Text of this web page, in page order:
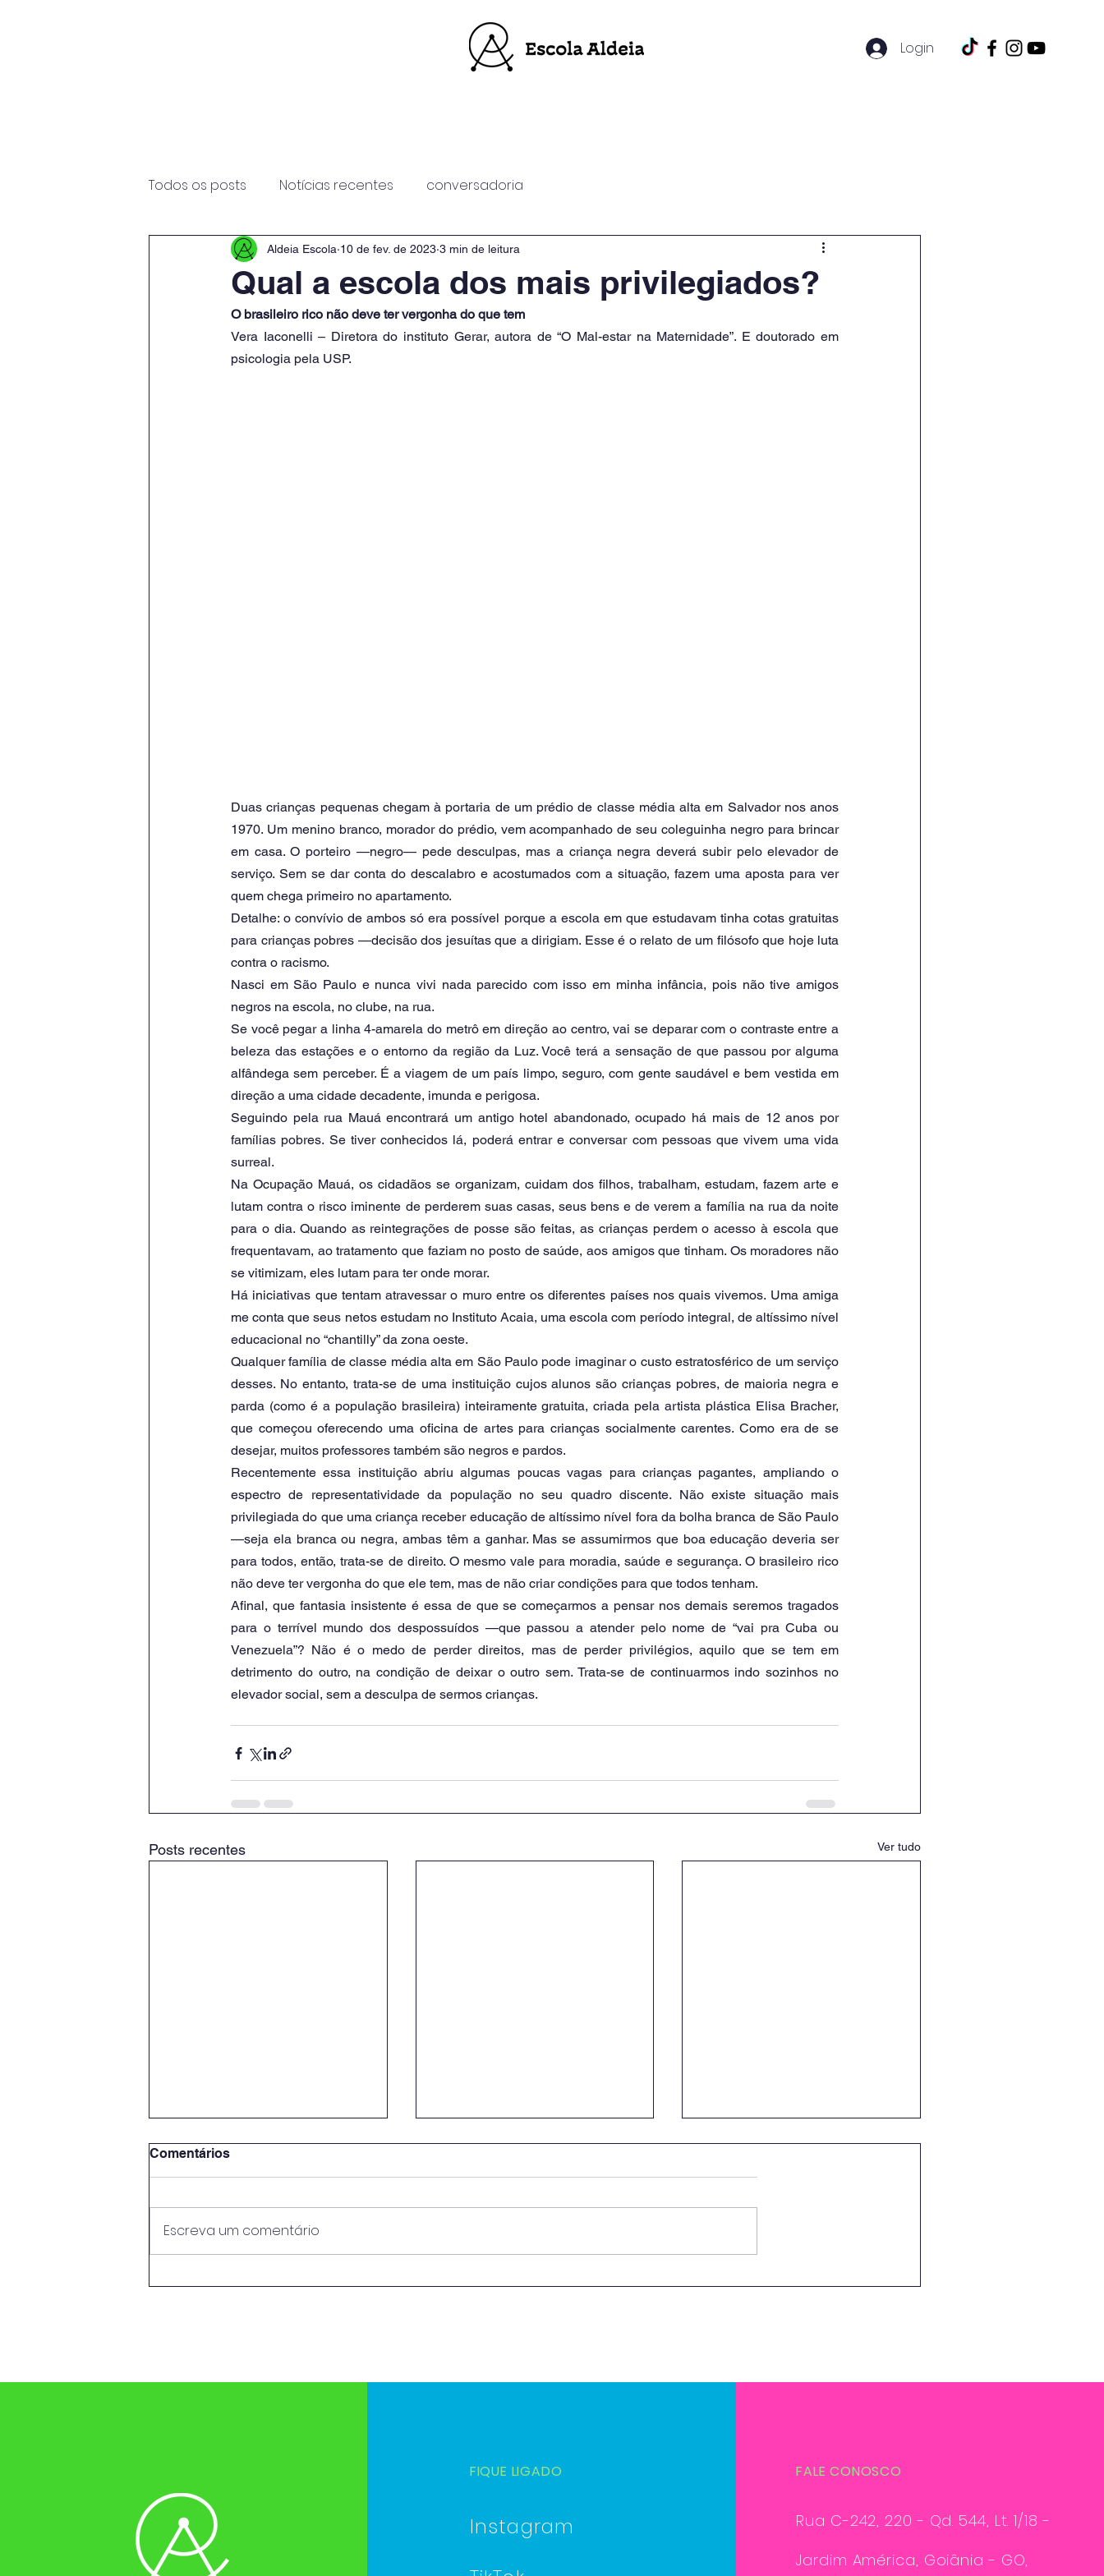
Login
Todos os posts Notícias recentes conversadoria
Qual a escola dos mais privilegiados?
Aldeia Escola 10 de fev. de 2023 3 min de leitura
O brasileiro rico não deve ter vergonha do que tem
Vera Iaconelli – Diretora do instituto Gerar, autora de “O Mal-estar na Maternidade”. E doutorado em
psicologia pela USP.
Duas crianças pequenas chegam à portaria de um prédio de classe média alta em Salvador nos anos
1970. Um menino branco, morador do prédio, vem acompanhado de seu coleguinha negro para brincar
em casa. O porteiro —negro— pede desculpas, mas a criança negra deverá subir pelo elevador de
serviço. Sem se dar conta do descalabro e acostumados com a situação, fazem uma aposta para ver
quem chega primeiro no apartamento.
Detalhe: o convívio de ambos só era possível porque a escola em que estudavam tinha cotas gratuitas
para crianças pobres —decisão dos jesuítas que a dirigiam. Esse é o relato de um filósofo que hoje luta
contra o racismo.
Nasci em São Paulo e nunca vivi nada parecido com isso em minha infância, pois não tive amigos
negros na escola, no clube, na rua.
Se você pegar a linha 4-amarela do metrô em direção ao centro, vai se deparar com o contraste entre a
beleza das estações e o entorno da região da Luz. Você terá a sensação de que passou por alguma
alfândega sem perceber. É a viagem de um país limpo, seguro, com gente saudável e bem vestida em
direção a uma cidade decadente, imunda e perigosa.
Seguindo pela rua Mauá encontrará um antigo hotel abandonado, ocupado há mais de 12 anos por
famílias pobres. Se tiver conhecidos lá, poderá entrar e conversar com pessoas que vivem uma vida
surreal.
Na Ocupação Mauá, os cidadãos se organizam, cuidam dos filhos, trabalham, estudam, fazem arte e
lutam contra o risco iminente de perderem suas casas, seus bens e de verem a família na rua da noite
para o dia. Quando as reintegrações de posse são feitas, as crianças perdem o acesso à escola que
frequentavam, ao tratamento que faziam no posto de saúde, aos amigos que tinham. Os moradores não
se vitimizam, eles lutam para ter onde morar.
Há iniciativas que tentam atravessar o muro entre os diferentes países nos quais vivemos. Uma amiga
me conta que seus netos estudam no Instituto Acaia, uma escola com período integral, de altíssimo nível
educacional no “chantilly” da zona oeste.
Qualquer família de classe média alta em São Paulo pode imaginar o custo estratosférico de um serviço
desses. No entanto, trata-se de uma instituição cujos alunos são crianças pobres, de maioria negra e
parda (como é a população brasileira) inteiramente gratuita, criada pela artista plástica Elisa Bracher,
que começou oferecendo uma oficina de artes para crianças socialmente carentes. Como era de se
desejar, muitos professores também são negros e pardos.
Recentemente essa instituição abriu algumas poucas vagas para crianças pagantes, ampliando o
espectro de representatividade da população no seu quadro discente. Não existe situação mais
privilegiada do que uma criança receber educação de altíssimo nível fora da bolha branca de São Paulo
—seja ela branca ou negra, ambas têm a ganhar. Mas se assumirmos que boa educação deveria ser
para todos, então, trata-se de direito. O mesmo vale para moradia, saúde e segurança. O brasileiro rico
não deve ter vergonha do que ele tem, mas de não criar condições para que todos tenham.
Afinal, que fantasia insistente é essa de que se começarmos a pensar nos demais seremos tragados
para o terrível mundo dos despossuídos —que passou a atender pelo nome de “vai pra Cuba ou
Venezuela”? Não é o medo de perder direitos, mas de perder privilégios, aquilo que se tem em
detrimento do outro, na condição de deixar o outro sem. Trata-se de continuarmos indo sozinhos no
elevador social, sem a desculpa de sermos crianças.
Posts recentes Ver tudo
Comentários
Escreva um comentário
FIQUE LIGADO
Instagram
FALE CONOSCO
Rua C-242, 220 - Qd. 544, Lt. 1/18 -
Jardim América, Goiânia - GO,